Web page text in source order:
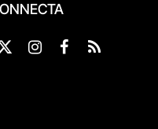
X
InstagramFacebook
RSS